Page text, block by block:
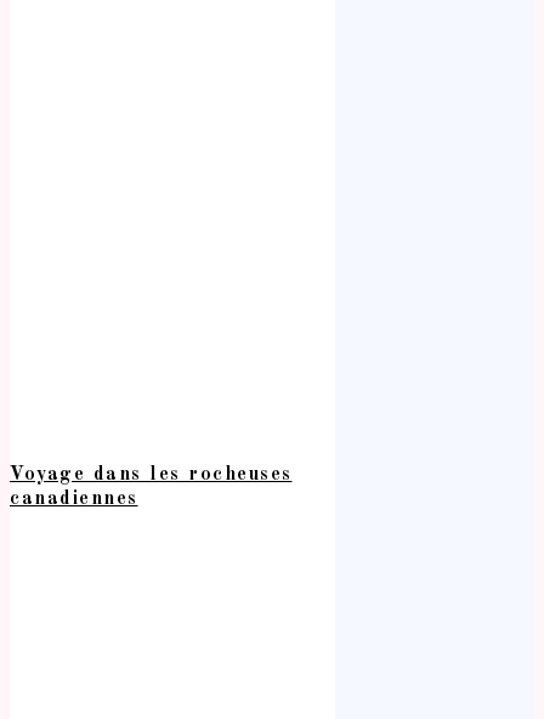
Voyage dans les rocheuses
canadiennes